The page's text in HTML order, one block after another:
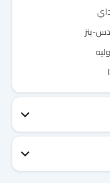
بنز
I have read and agree